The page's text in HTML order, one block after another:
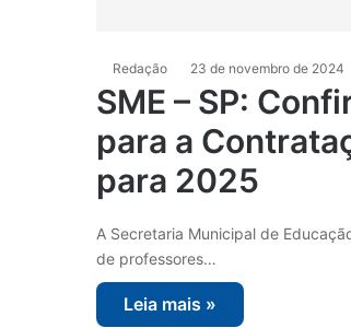
Redação 23 de novembro de 2024
SME – SP:
para a
para 2025
A Secretaria Municipal de
de professores…
Leia mais »